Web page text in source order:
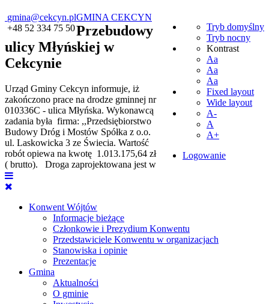
gmina@cekcyn.pl
+48 52 334 75 50
Tryb domyślny
Tryb nocny
Kontrast
Aa
Aa
Aa
Fixed layout
Wide layout
A-
A
A+
Logowanie
GMINA CEKCYN
Konwent Wójtów
Informacje bieżące
Członkowie i Prezydium Konwentu
Przedstawiciele Konwentu w organizacjach
Stanowiska i opinie
Prezentacje
Gmina
Aktualności
O gminie
Przebudowy
ulicy Młyńskiej w
Cekcynie
Urząd Gminy Cekcyn informuje, iż
zakończono prace na drodze gminnej nr
010336C - ulica Młyńska. Wykonawcą
zadania była firma: ,,Przedsiębiorstwo
Budowy Dróg i Mostów Spółka z o.o.
ul. Laskowicka 3 ze Świecia. Wartość
robót opiewa na kwotę 1.013.175,64 zł
( brutto). Droga zaprojektowana jest w